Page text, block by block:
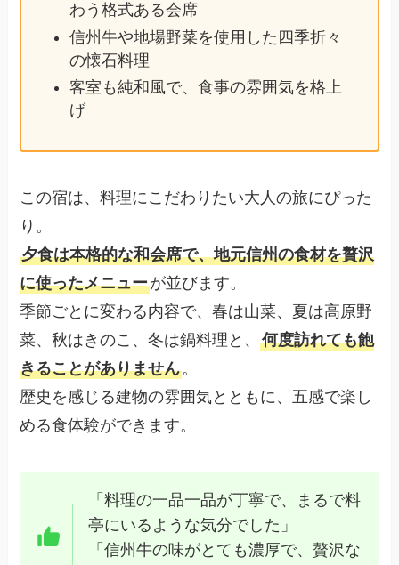
わう格式ある会席
信州牛や地場野菜を使用した四季折々
の懐石料理
客室も純和風で、食事の雰囲気を格上
げ
この宿は、料理にこだわりたい大人の旅にぴった
り。
夕食は本格的な和会席で、地元信州の食材を贅沢
に使ったメニューが並びます。
季節ごとに変わる内容で、春は山菜、夏は高原野
菜、秋はきのこ、冬は鍋料理と、何度訪れても飽
きることがありません。
歴史を感じる建物の雰囲気とともに、五感で楽し
める食体験ができます。
「料理の一品一品が丁寧で、まるで料
亭にいるような気分でした」
「信州牛の味がとても濃厚で、贅沢な